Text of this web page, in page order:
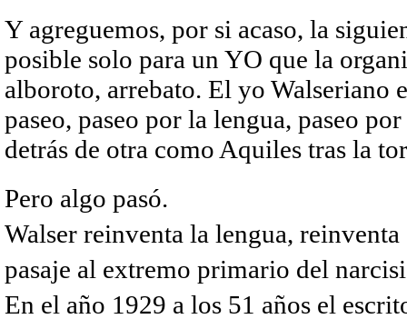
Y agreguemos, por si acaso, la
posible solo para un YO que la
alboroto, arrebato. El yo Walseriano
paseo, paseo por la lengua, paseo
detrás de otra como Aquiles tras la
Pero algo pasó.
Walser reinventa la lengua,
pasaje al extremo primario del
En el año 1929 a los 51 años el